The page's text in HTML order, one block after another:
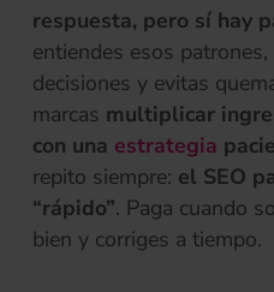
respuesta, pero sí hay
entiendes esos
decisiones y evitas
marcas multiplicar
con una estrategia (se
repito siempre: el SEO
“rápido”. Paga cuando
bien y corriges a tiempo.